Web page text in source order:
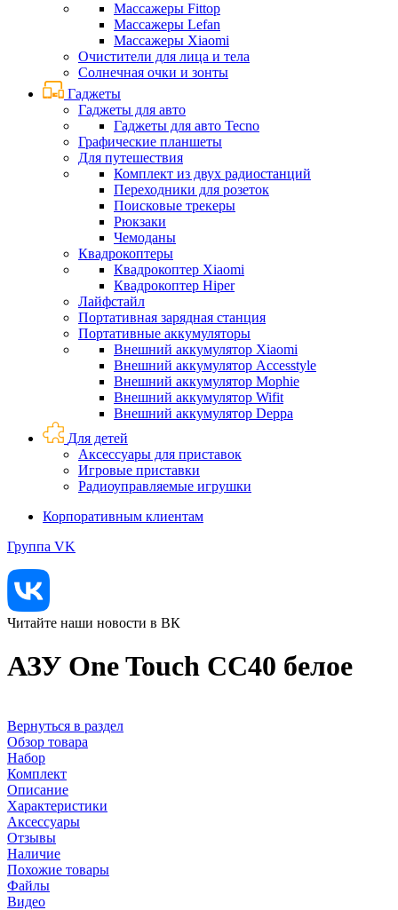
Массажеры Fittop
Массажеры Lefan
Массажеры Xiaomi
Очистители для лица и тела
Солнечная очки и зонты
Гаджеты
Гаджеты для авто
Гаджеты для авто Tecno
Графические планшеты
Для путешествия
Комплект из двух радиостанций
Переходники для розеток
Поисковые трекеры
Рюкзаки
Чемоданы
Квадрокоптеры
Квадрокоптер Xiaomi
Квадрокоптер Hiper
Лайфстайл
Портативная зарядная станция
Портативные аккумуляторы
Внешний аккумулятор Xiaomi
Внешний аккумулятор Accesstyle
Внешний аккумулятор Mophie
Внешний аккумулятор Wifit
Внешний аккумулятор Deppa
Для детей
Аксессуары для приставок
Игровые приставки
Радиоуправляемые игрушки
Корпоративным клиентам
Группа VK
Читайте наши новости в ВК
АЗУ One Touch CC40 белое
Вернуться в раздел
Обзор товара
Набор
Комплект
Описание
Характеристики
Аксессуары
Отзывы
Наличие
Похожие товары
Файлы
Видео